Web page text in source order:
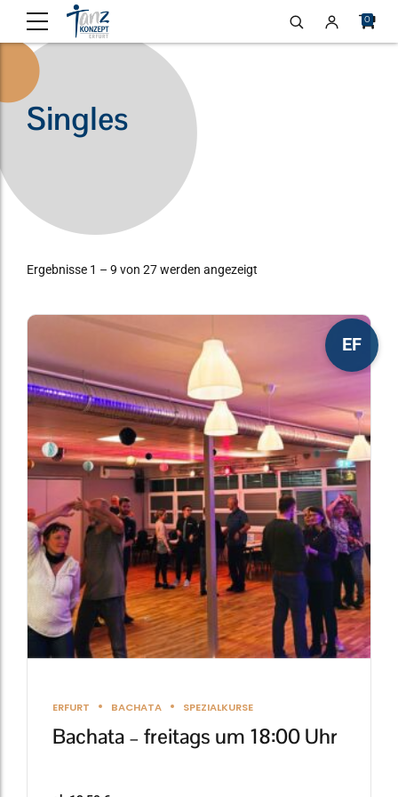
0
Singles
Ergebnisse 1 – 9 von 27 werden angezeigt
EF
ERFURT BACHATA SPEZIALKURSE
Bachata – freitags um 18:00 Uhr
weist
mehrere
Varianten
auf.
Die
Optionen
können
auf
der
Produktseite
gewählt
werden